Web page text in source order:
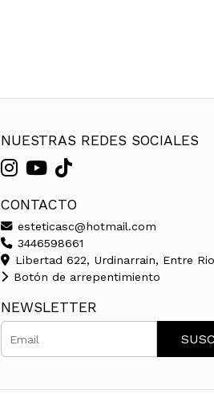
NUESTRAS REDES SOCIALES
CONTACTO
esteticasc@hotmail.com
3446598661
Libertad 622, Urdinarrain, Entre
Botón de arrepentimiento
NEWSLETTER